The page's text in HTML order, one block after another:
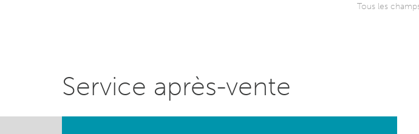
Tous les
Service après-vente